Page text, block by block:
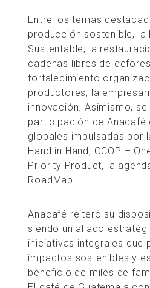
Entre los temas
producción sostenible, la
Sustentable, la
cadenas libres de
fortalecimiento
productores, la
innovación. Asimismo,
participación de Anacafé
globales impulsadas por
Hand in Hand, OCOP –
Priority Product, la
RoadMap.
Anacafé reiteró su
siendo un aliado
iniciativas integrales que
impactos sostenibles y
beneficio de miles de